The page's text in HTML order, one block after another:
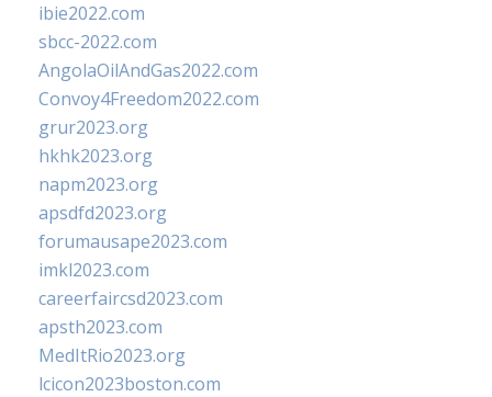
ibie2022.com
sbcc-2022.com
AngolaOilAndGas2022.com
Convoy4Freedom2022.com
grur2023.org
hkhk2023.org
napm2023.org
apsdfd2023.org
forumausape2023.com
imkl2023.com
careerfaircsd2023.com
apsth2023.com
MedItRio2023.org
lcicon2023boston.com